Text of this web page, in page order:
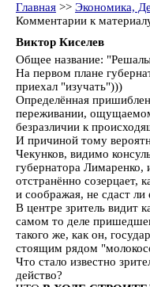
Главная >> Экономика,
Комментарии к
Виктор Киселев
Общее название:
На первом плане
приехал "изучать")))
Определённая
переживании,
безразличии к
И причиной тому
Чекунков, видимо
губернатора Лимаренко,
отстранённо созерцает,
и соображая, не сдаст
В центре зритель видит
самом то деле
такого же, как он,
стоящим рядом
Что стало известно
действо?